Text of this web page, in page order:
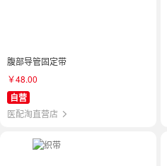
腹部导管固定带
￥48.00
自营
医配淘直营店